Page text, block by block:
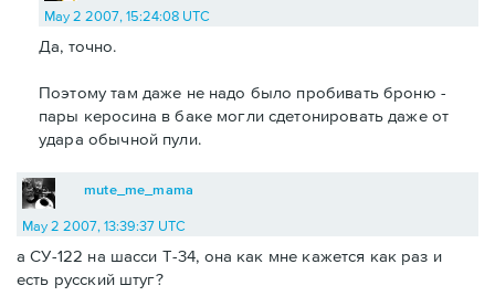
May 2 2007, 15:24:08 UTC
Да, точно.
Поэтому там даже не надо было пробивать броню -
пары керосина в баке могли сдетонировать даже от
удара обычной пули.
mute_me_mama
May 2 2007, 13:39:37 UTC
а СУ-122 на шасси Т-34, она как мне кажется как раз и
есть русский штуг?